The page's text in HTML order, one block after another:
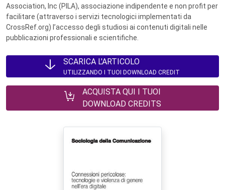
Association, Inc (PILA), associazione indipendente e non profit per
facilitare (attraverso i servizi tecnologici implementati da
CrossRef.org) l’accesso degli studiosi ai contenuti digitali nelle
pubblicazioni professionali e scientifiche.
SCARICA L'ARTICOLO
UTILIZZANDO I TUOI DOWNLOAD CREDIT
ACQUISTA QUI I TUOI
DOWNLOAD CREDITS